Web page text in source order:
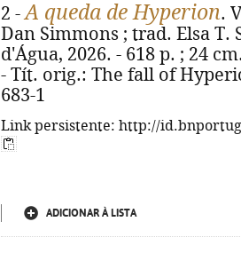
2 -A queda de Hyperion.
Dan Simmons ; trad. Elsa T.
d'Água, 2026. - 618 p. ; 24
- Tít. orig.: The fall of
683-1
Link persistente: http://
ADICIONAR À LISTA